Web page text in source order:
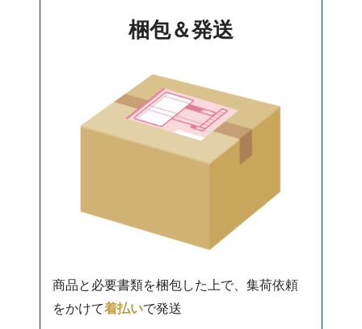
梱包＆発送
商品と必要書類を梱包した上で、集荷依頼
をかけて着払いで発送